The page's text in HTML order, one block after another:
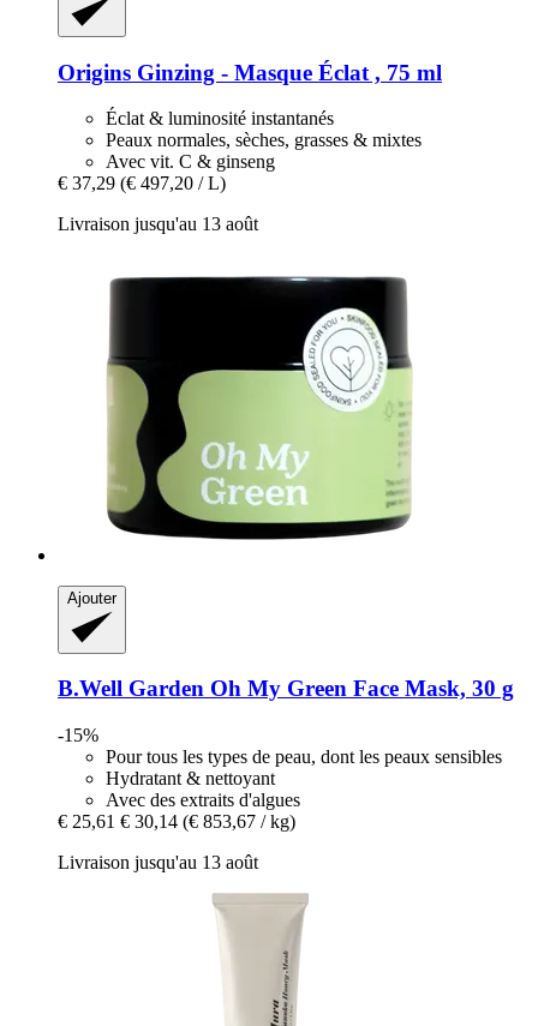
Origins Ginzing -​ Masque Éclat , 75 ml
Éclat & luminosité instantanés
Peaux normales, sèches, grasses & mixtes
Avec vit. C & ginseng
€ 37,29 (€ 497,20 / L)
Livraison jusqu'au 13 août
Ajouter
B.Well Garden Oh My Green Face Mask, 30 g
-15%
Pour tous les types de peau, dont les peaux sensibles
Hydratant & nettoyant
Avec des extraits d'algues
€ 25,61 € 30,14 (€ 853,67 / kg)
Livraison jusqu'au 13 août